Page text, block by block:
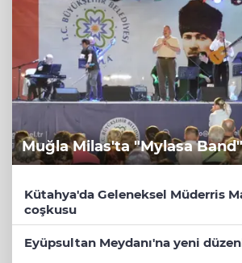
Muğla Milas'ta "Mylasa
Kütahya'da Geleneksel Müderris
coşkusu
Eyüpsultan Meydanı'na yeni